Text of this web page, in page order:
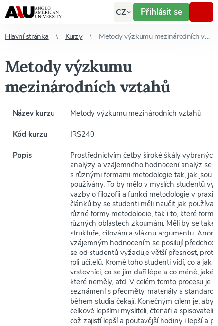
CZ Přihlásit se
Hlavní stránka Kurzy Metody výzkumu mezinárodních vztahů
Metody výzkumu
mezinárodních vztahů
Název kurzu Metody výzkumu mezinárodních vztahů
Kód kurzu IRS240
Popis
Prostřednictvím četby široké škály
analýzy a vzájemného hodnocení analýz se
s různými formami metodologie tak, jak jsou
používány. To by mělo v myslích studentů
vazby o filozofii a funkci metodologie v praxi.
článků by se studenti měli naučit jak
různé formy metodologie, tak i to, které
různých oblastech zkoumání. Měli by se také
struktuře, citování a vláknu argumentu.
vzájemným hodnocením se posilují
se od studentů vyžaduje větší přesnost,
roli učitelů. Kromě toho studenti vidí, co a jak
vrstevníci, co se jim daří lépe a co méně, jaké
které neměly, atd. V celém tomto procesu je
seznámení s předměty, materiály a
během studia čekají. Konečným cílem je, aby
celkově lepšími mysliteli, čtenáři a spisovateli
což zajistí lepší a poutavější hodiny i lepší a